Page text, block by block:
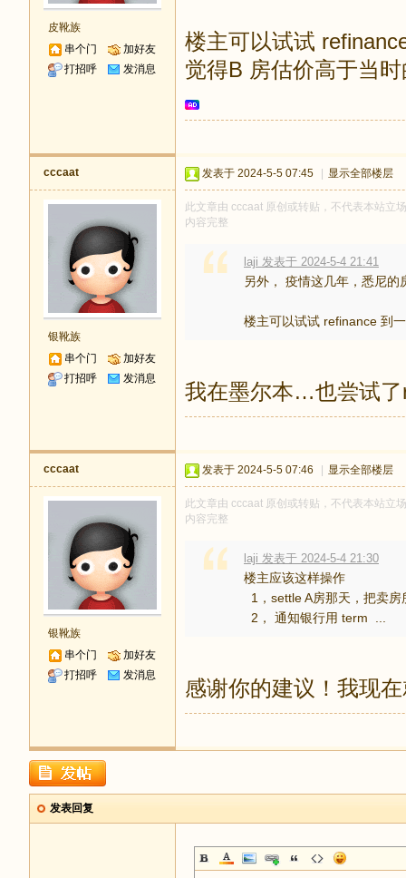
皮靴族
串个门
加好友
打招呼
发消息
楼主可以试试
觉得B 房估价高于当
cccaat
银靴族
串个门
加好友
打招呼
发消息
发表于 2024-5-5 07:45 显示全部楼层
此文章由 cccaat 原创或转贴，不代表本站立
内容完整
laji 发表于 2024-5-4 21:41
另外， 疫情这几年，悉尼
楼主可以试试 refinance 到
我在墨尔本…也尝试
cccaat
银靴族
串个门
加好友
打招呼
发消息
发表于 2024-5-5 07:46 显示全部楼层
此文章由 cccaat 原创或转贴，不代表本站立
内容完整
laji 发表于 2024-5-4 21:30
楼主应该这样操作
1，settle A房那天，把卖
2， 通知银行用 term ...
感谢你的建议！我现
发表回复